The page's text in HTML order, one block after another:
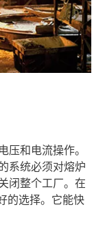
和电流操作。
系统必须对熔炉
闭整个工厂。在
的选择。它能快